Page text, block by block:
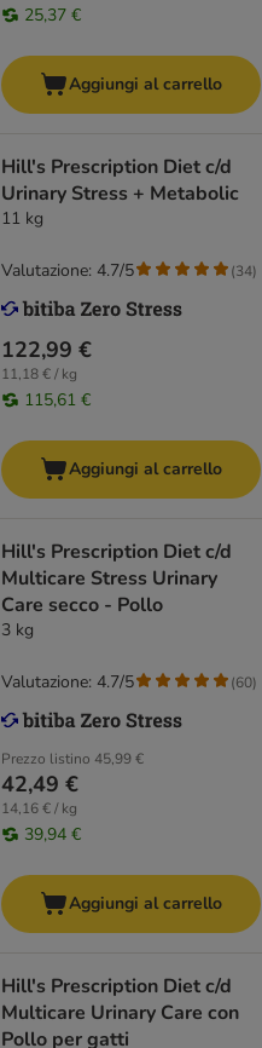
25,37 €
Aggiungi al carrello
Hill's Prescription Diet c/d
Urinary Stress + Metabolic
11 kg
122,99 €
11,18 € / kg
115,61 €
Valutazione: 4.7/5 (34)
Aggiungi al carrello
Hill's Prescription Diet c/d
Multicare Stress Urinary
Care secco - Pollo
3 kg
Prezzo listino 45,99 €
42,49 €
14,16 € / kg
39,94 €
Valutazione: 4.7/5 (60)
Aggiungi al carrello
Hill's Prescription Diet c/d
Multicare Urinary Care con
Pollo per gatti